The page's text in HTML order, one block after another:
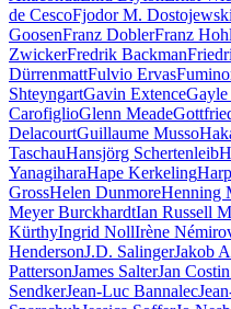
de CescoFjodor M.
GoosenFranz DoblerFranz
ZwickerFredrik Backman
DürrenmattFulvio Ervas
ShteyngartGavin ExtenceGayle
CarofiglioGlenn Meade
DelacourtGuillaume Musso
TaschauHansjörg Schertenleib
YanagiharaHape Kerkeling
GrossHelen DunmoreHenning
Meyer BurckhardtIan Russell
KürthyIngrid NollIrène
HendersonJ.D. SalingerJakob
PattersonJames SalterJan
SendkerJean-Luc Bannalec